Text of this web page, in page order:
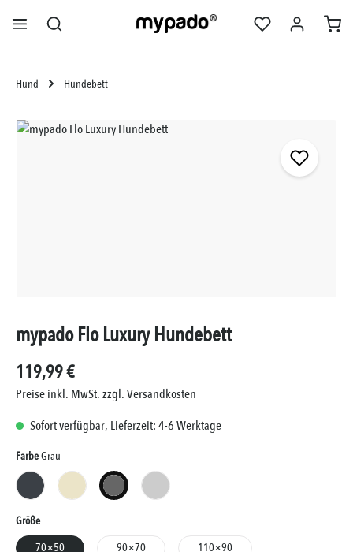
springen
Hund Hundebett
Bildergalerie überspringen
mypado Flo Luxury Hundebett
119,99 €
Preise inkl. MwSt. zzgl. Versandkosten
Sofort verfügbar, Lieferzeit: 4-6 Werktage
FarbeAuswählen
Grau
Anthrazit Creme Grau
Silber
GrößeAuswählen
70×50
90×70
110×90